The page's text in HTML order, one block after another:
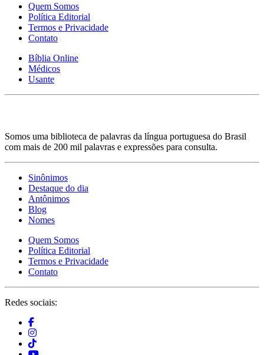
Quem Somos
Política Editorial
Termos e Privacidade
Contato
Bíblia Online
Médicos
Usante
Somos uma biblioteca de palavras da língua portuguesa do Brasil
com mais de 200 mil palavras e expressões para consulta.
Sinônimos
Destaque do dia
Antônimos
Blog
Nomes
Quem Somos
Política Editorial
Termos e Privacidade
Contato
Redes sociais: